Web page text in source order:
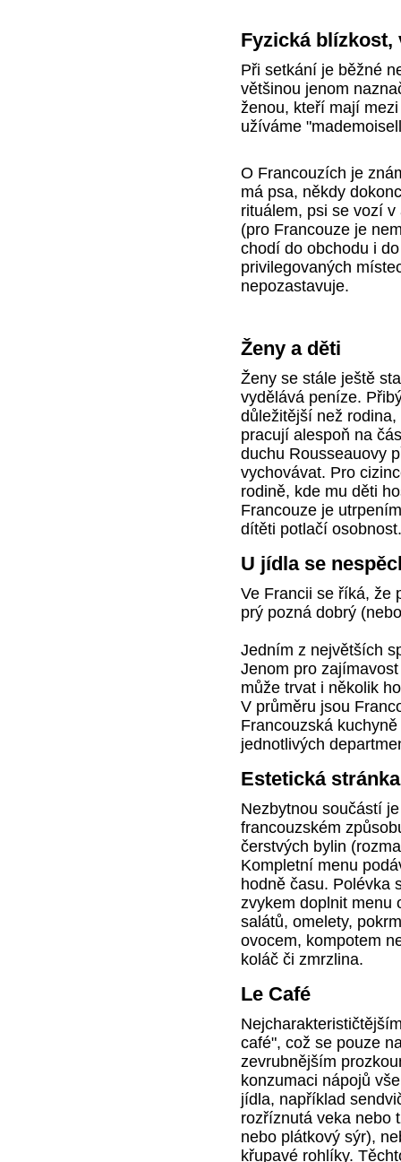
Fyzická blízkost,
Při setkání je běžné
většinou jenom
ženou, kteří mají
užíváme
O Francouzích je
má psa, někdy
rituálem, psi se vozí
(pro Francouze je
chodí do obchodu i
privilegovaných
nepozastavuje.
Ženy a děti
Ženy se stále ještě
vydělává peníze.
důležitější než
pracují alespoň na
duchu Rousseauovy
vychovávat. Pro
rodině, kde mu děti
Francouze je
dítěti potlačí osobnost.
U jídla se
Ve Francii se říká, že
prý pozná dobrý
Jedním z největších
Jenom pro
může trvat i několik
V průměru jsou
Francouzská
jednotlivých
Estetická
Nezbytnou součástí
francouzském
čerstvých bylin
Kompletní menu
hodně času. Polévka
zvykem doplnit menu
salátů, omelety,
ovocem, kompotem
koláč či zmrzlina.
Le Café
café", což se pouze
zevrubnějším
konzumaci nápojů
jídla, například
rozříznutá veka nebo
nebo plátkový sýr),
křupavé rohlíky.